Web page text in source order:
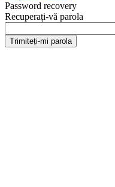
Password recovery
Recuperați-vă parola